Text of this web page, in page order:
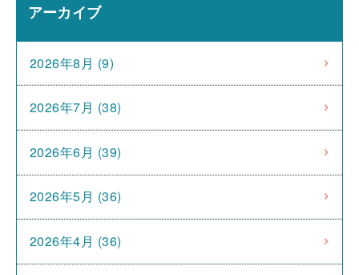
アーカイブ
2026年8月 (9)
2026年7月 (38)
2026年6月 (39)
2026年5月 (36)
2026年4月 (36)